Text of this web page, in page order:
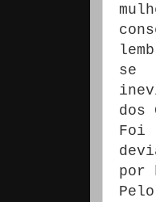
se
dos
Foi
por